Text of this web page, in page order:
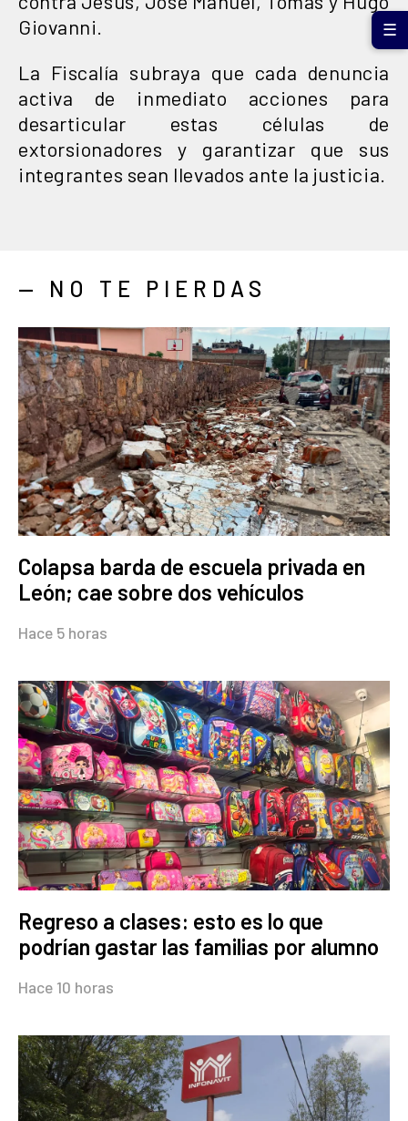
Giovanni.
La Fiscalía subraya que cada denuncia
activa de inmediato acciones para
desarticular estas células de
extorsionadores y garantizar que sus
integrantes sean llevados ante la justicia.
— NO TE PIERDAS
Colapsa barda de escuela privada en
León; cae sobre dos vehículos
Hace 5 horas
Regreso a clases: esto es lo que
podrían gastar las familias por alumno
Hace 10 horas
☰